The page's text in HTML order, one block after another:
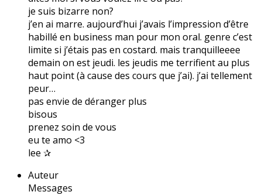
je suis bizarre non?
j’en ai marre. aujourd’hui j’avais l’impression d’être
habillé en business man pour mon oral. genre c’est
limite si j’étais pas en costard. mais tranquilleeee
demain on est jeudi. les jeudis me terrifient au plus
haut point (à cause des cours que j’ai). j’ai tellement
peur…
pas envie de déranger plus
bisous
prenez soin de vous
eu te amo <3
lee ✰
Auteur
Messages